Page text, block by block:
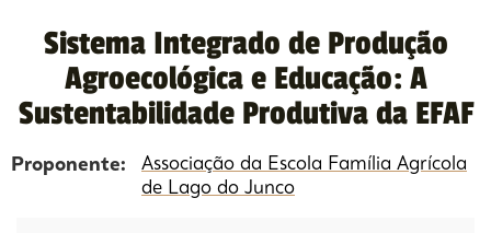
Sistema Integrado de Produção
Agroecológica e Educação: A
Sustentabilidade Produtiva da EFAF
Proponente: Associação da Escola Família Agrícola
de Lago do Junco